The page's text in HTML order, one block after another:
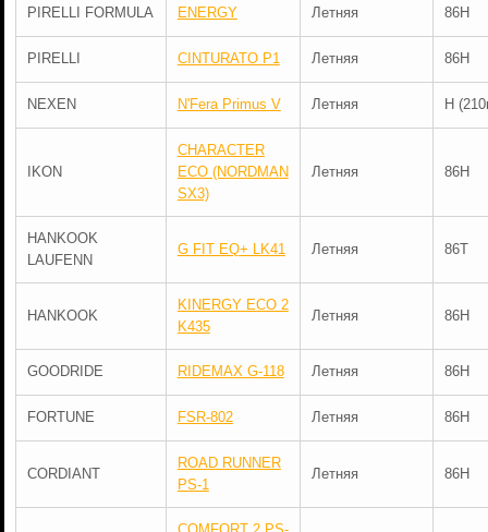
PIRELLI FORMULA ENERGY Летняя 86H
PIRELLI CINTURATO P1 Летняя 86H
NEXEN N'Fera Primus V Летняя H
IKON
CHARACTER
ECO (NORDMAN
SX3)
Летняя 86H
HANKOOK
LAUFENN
G FIT EQ+ LK41 Летняя 86T
HANKOOK
KINERGY ECO 2
K435
Летняя 86H
GOODRIDE RIDEMAX G-118 Летняя 86H
FORTUNE FSR-802 Летняя 86H
CORDIANT
ROAD RUNNER
PS-1
Летняя 86H